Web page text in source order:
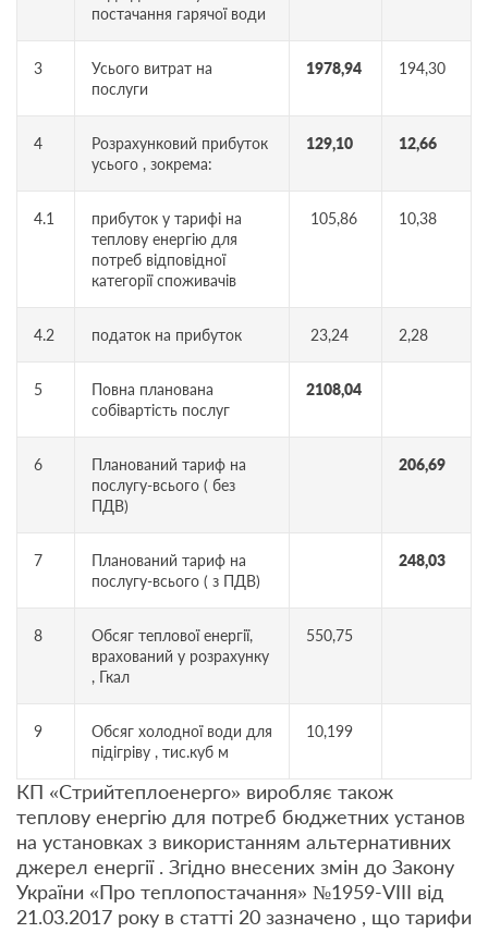
постачання гарячої води
3
Усього витрат на
послуги
1978,94 194,30
4
Розрахунковий прибуток
усього , зокрема:
129,10 12,66
4.1
прибуток у тарифі на
теплову енергію для
потреб відповідної
категорії споживачів
105,86 10,38
4.2 податок на прибуток 23,24 2,28
5
Повна планована
собівартість послуг
2108,04
6
Планований тариф на
послугу-всього ( без
ПДВ)
206,69
7
Планований тариф на
послугу-всього ( з ПДВ)
248,03
8
Обсяг теплової енергії,
врахований у розрахунку
, Гкал
550,75
9
Обсяг холодної води для
підігріву , тис.куб м
10,199
КП «Стрийтеплоенерго» виробляє також
теплову енергію для потреб бюджетних установ
на установках з використанням альтернативних
джерел енергії . Згідно внесених змін до Закону
України «Про теплопостачання» №1959-VIII від
21.03.2017 року в статті 20 зазначено , що тарифи